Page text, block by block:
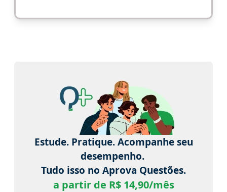
Estude. Pratique. Acompanhe seu
desempenho.
Tudo isso no Aprova Questões.
a partir de R$ 14,90/mês